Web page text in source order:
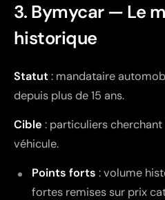
3. Bymycar — Le
historique
Statut: mandataire
depuis plus de 15 ans.
Cible : particuliers
véhicule.
Points forts : volume
fortes remises sur prix